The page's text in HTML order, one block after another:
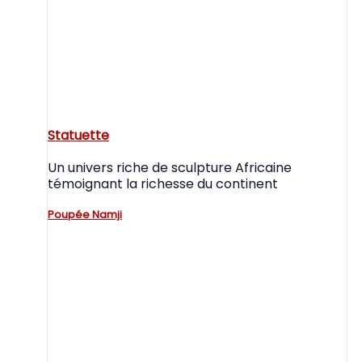
Statuette
Un univers riche de sculpture Africaine
témoignant la richesse du continent
Poupée Namji